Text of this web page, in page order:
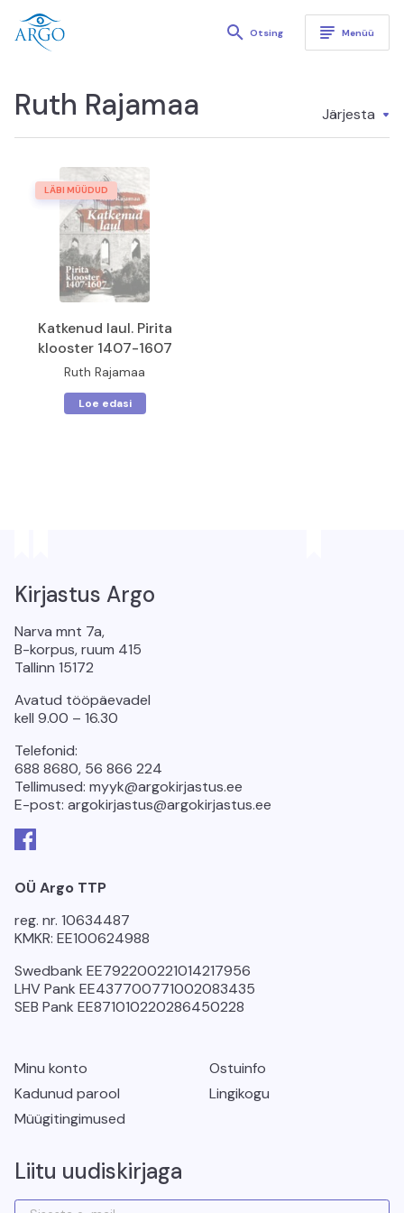
Kirjastus Argo Otsing Menüü
Ruth Rajamaa Poe
Järjesta
LÄBI MÜÜDUD
Katkenud laul. Pirita
klooster 1407-1607
Ruth Rajamaa
Loe edasi
Kirjastus Argo
Narva mnt 7a,
B-korpus, ruum 415
Tallinn 15172
Avatud tööpäevadel
kell 9.00 – 16.30
Telefonid:
688 8680, 56 866 224
Tellimused: myyk@argokirjastus.ee
E-post: argokirjastus@argokirjastus.ee
OÜ Argo TTP
reg. nr. 10634487
KMKR: EE100624988
Swedbank EE792200221014217956
LHV Pank EE437700771002083435
SEB Pank EE871010220286450228
Minu konto
Kadunud parool
Müügitingimused
Ostuinfo
Lingikogu
Liitu uudiskirjaga
Liitu uudiskirjaga